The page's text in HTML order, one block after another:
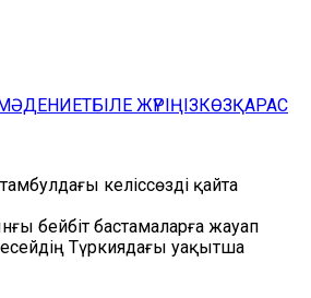
БІЛЕ ЖҮРІҢІЗКӨЗҚАРАС
келіссөзді қайта
бейбіт бастамаларға жауап
Түркиядағы уақытша